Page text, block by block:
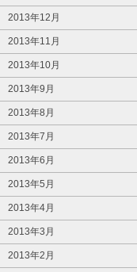
2013年12月
2013年11月
2013年10月
2013年9月
2013年8月
2013年7月
2013年6月
2013年5月
2013年4月
2013年3月
2013年2月